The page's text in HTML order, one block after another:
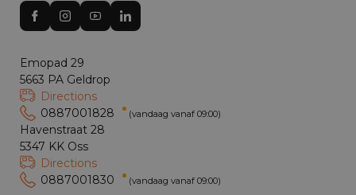
Emopad 29
5663 PA Geldrop
Directions
0887001828
(vandaag vanaf 09:00)
Havenstraat 28
5347 KK Oss
Directions
0887001830
(vandaag vanaf 09:00)